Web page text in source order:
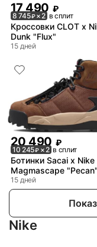
17 490 ₽
8 745₽× 2 в сплит
Кроссовки CLOT x
Dunk "Flux"
15 дней
20 490 ₽
10 245₽ × 2 в сплит
Ботинки Sacai x Nike
Magmascape "Pecan"
15 дней
Nike